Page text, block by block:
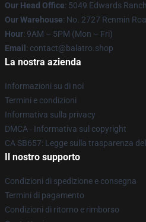
Our Head Office: 5049 Edwards
Our Warehouse: No. 2727 Renmin
Hour: 9AM – 5PM (Mon – Fri)
Email : contact@balatro.shop
La nostra azienda
Informazioni su di noi
Termini e condizioni
Informativa sulla privacy
DMCA - Informativa sul copyright
CA SB657: Legge sulla trasparenza
Il nostro supporto
Condizioni di spedizione e consegna
Termini di pagamento
Condizioni di ritorno e rimborso